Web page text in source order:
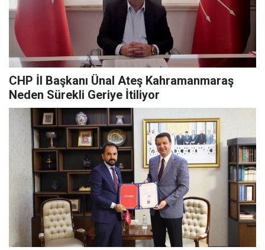
CHP İl Başkanı Ünal Ateş Kahramanmaraş
Neden Sürekli Geriye İtiliyor